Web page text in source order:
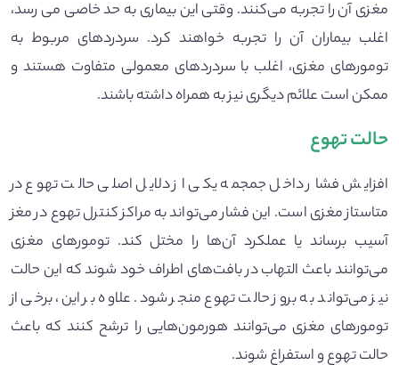
مغزی آن را تجربه می‌کنند. وقتی این بیماری به حد خاصی می رسد،
اغلب بیماران آن را تجربه خواهند کرد. سردردهای مربوط به
تومورهای مغزی، اغلب با سردردهای معمولی متفاوت هستند و
ممکن است علائم دیگری نیز به همراه داشته باشند.
حالت تهوع
افزایش فشار داخل جمجمه یکی از دلایل اصلی حالت تهوع در
متاستاز مغزی است. این فشار می‌تواند به مراکز کنترل تهوع در مغز
آسیب برساند یا عملکرد آن‌ها را مختل کند. تومورهای مغزی
می‌توانند باعث التهاب در بافت‌های اطراف خود شوند که این حالت
نیز می‌تواند به بروز حالت تهوع منجر شود. علاوه بر این، برخی از
تومورهای مغزی می‌توانند هورمون‌هایی را ترشح کنند که باعث
حالت تهوع و استفراغ شوند.